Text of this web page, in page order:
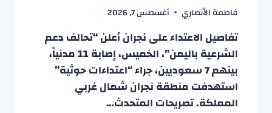
فاطمة الأنصاري أغسطس 7, 2026
تفاصيل الاعتداء على نجران أعلن “تحالف دعم
الشرعية باليمن”، الخميس، إصابة 11 مدنياً،
بينهم 7 سعوديين، جراء “اعتداءات حوثية”
استهدفت منطقة نجران شمال غربي
المملكة. تصريحات المتحدث…